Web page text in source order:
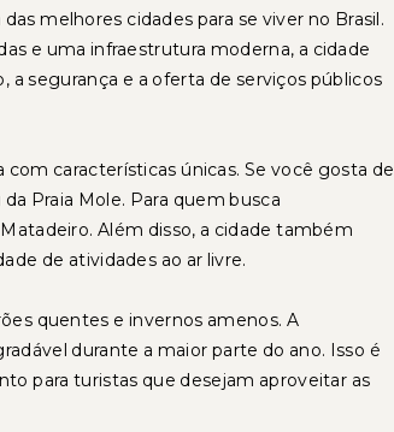
melhores cidades para se viver no Brasil.
e uma infraestrutura moderna, a cidade
a segurança e a oferta de serviços públicos
com características únicas. Se você gosta de
Praia Mole. Para quem busca
Além disso, a cidade também
de atividades ao ar livre.
quentes e invernos amenos. A
durante a maior parte do ano. Isso é
para turistas que desejam aproveitar as